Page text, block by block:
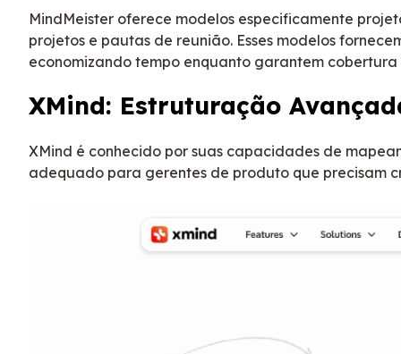
MindMeister oferece modelos especificamente
projetos e pautas de reunião. Esses modelos
economizando tempo enquanto garantem
XMind: Estruturação
XMind é conhecido por suas capacidades de
adequado para gerentes de produto que precisam